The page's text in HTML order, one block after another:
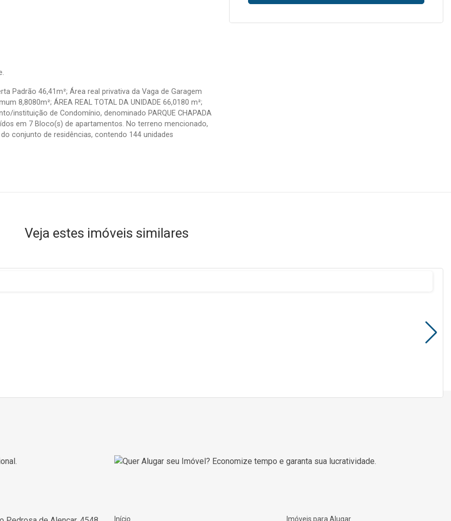
Padrão 46,41m²; Área real privativa da Vaga de Garagem
8,8080m²; ÁREA REAL TOTAL DA UNIDADE 66,0180 m²;
instituição de Condomínio, denominado PARQUE CHAPADA
em 7 Bloco(s) de apartamentos. No terreno mencionado,
conjunto de residências, contendo 144 unidades
Veja estes imóveis similares
Início Imóveis para Alugar